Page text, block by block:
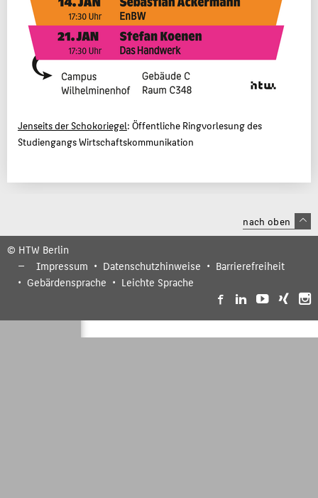
Jenseits der Schokoriegel: Öffentliche Ringvorlesung des
Studiengangs Wirtschaftskommunikation
nach oben
© HTW Berlin
Impressum
Datenschutzhinweise
Barrierefreiheit
Gebärdensprache
Leichte Sprache